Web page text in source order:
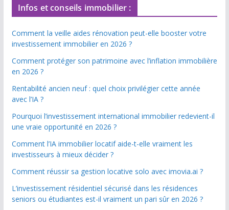
Infos et conseils immobilier :
Comment la veille aides rénovation peut-elle booster votre
investissement immobilier en 2026 ?
Comment protéger son patrimoine avec l’inflation immobilière
en 2026 ?
Rentabilité ancien neuf : quel choix privilégier cette année
avec l’IA ?
Pourquoi l’investissement international immobilier redevient-il
une vraie opportunité en 2026 ?
Comment l’IA immobilier locatif aide-t-elle vraiment les
investisseurs à mieux décider ?
Comment réussir sa gestion locative solo avec imovia.ai ?
L’investissement résidentiel sécurisé dans les résidences
seniors ou étudiantes est-il vraiment un pari sûr en 2026 ?